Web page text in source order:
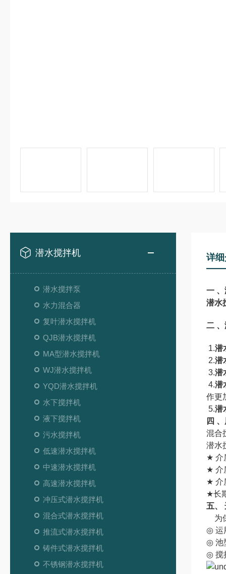
潜水搅拌机
潜水搅拌泵
水力混合器
复叶潜水搅拌机
QJB潜水搅拌机
MA型潜水搅拌机
WJ潜水搅拌机
YQD潜水搅拌机
水下搅拌机
液下搅拌机
污水搅拌机
低速潜水搅拌机
中速潜水搅拌机
高速潜水搅拌机
冲压式潜水搅拌机
混合式潜水搅拌机
推流式潜水搅拌机
铸件式潜水搅拌机
不锈钢潜水搅拌机
详
一 、
潜水
二 、
1.潜
2.潜
3.潜
4.潜
作更
5.潜
四
混合
潜水
★ 介
★ 介
★ 介
★长
五、
为
◎ 运
◎ 池
◎ 搅